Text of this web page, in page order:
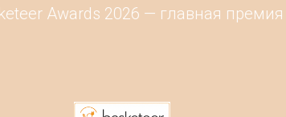
Awards 2026 — главная премия в